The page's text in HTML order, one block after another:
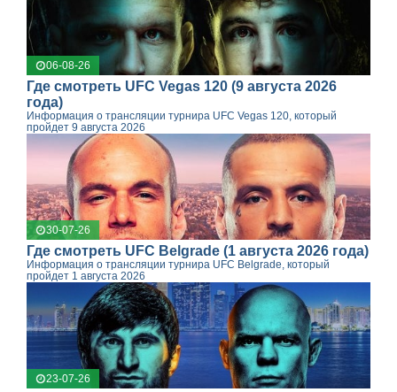
06-08-26
Где смотреть UFC Vegas 120 (9 августа 2026
года)
Информация о трансляции турнира UFC Vegas 120, который
пройдет 9 августа 2026
30-07-26
Где смотреть UFC Belgrade (1 августа 2026 года)
Информация о трансляции турнира UFC Belgrade, который
пройдет 1 августа 2026
23-07-26